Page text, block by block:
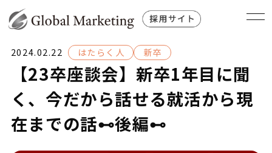
2024.02.22 はたらく人 新卒
【23卒座談会】新卒1年目に聞
く、今だから話せる就活から現
在までの話⊷後編⊷